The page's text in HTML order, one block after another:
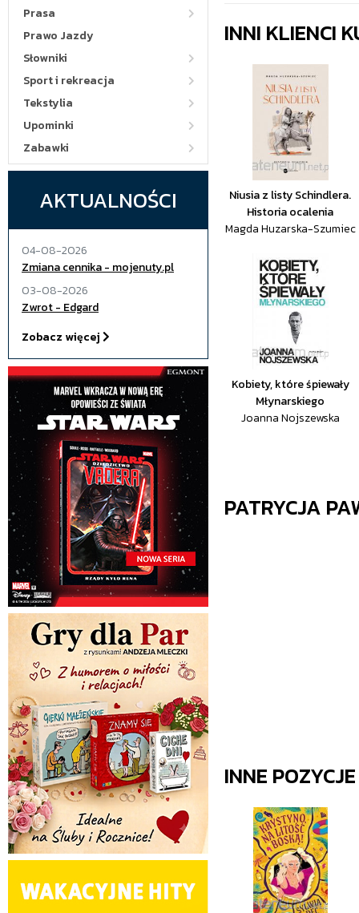
Prasa
Prawo Jazdy
Słowniki
Sport i rekreacja
Tekstylia
Upominki
Zabawki
AKTUALNOŚCI
04-08-2026
Zmiana cennika - mojenuty.pl
03-08-2026
Zwrot - Edgard
Zobacz więcej
INNI KLIENCI
Niusia z listy Schindlera.
Historia ocalenia
Magda Huzarska-Szumiec
Kobiety, które śpiewały
Młynarskiego
Joanna Nojszewska
PATRYCJA
INNE